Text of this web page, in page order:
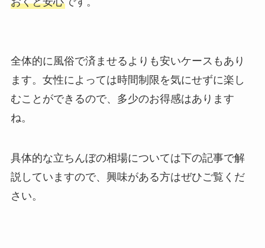
全体的に風俗で済ませるよりも安いケースもあり
ます。女性によっては時間制限を気にせずに楽し
むことができるので、多少のお得感はあります
ね。
具体的な立ちんぼの相場については下の記事で解
説していますので、興味がある方はぜひご覧くだ
さい。